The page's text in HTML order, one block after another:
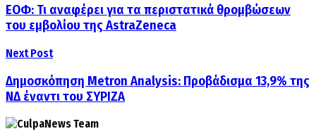
ΕΟΦ: Τι αναφέρει για τα περιστατικά θρομβώσεων
του εμβολίου της AstraZeneca
Next Post
Δημοσκόπηση Metron Analysis: Προβάδισμα 13,9% της
ΝΔ έναντι του ΣΥΡΙΖΑ